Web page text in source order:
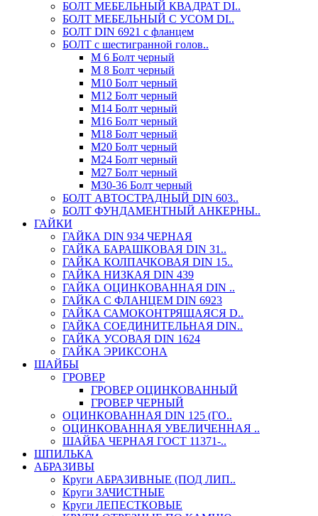
БОЛТ МЕБЕЛЬНЫЙ КВАДРАТ DI..
БОЛТ МЕБЕЛЬНЫЙ С УСОМ DI..
БОЛТ DIN 6921 c фланцем
БОЛТ с шестигранной голов..
М 6 Болт черный
М 8 Болт черный
М10 Болт черный
М12 Болт черный
М14 Болт черный
М16 Болт черный
М18 Болт черный
М20 Болт черный
М24 Болт черный
М27 Болт черный
М30-36 Болт черный
БОЛТ АВТОСТРАДНЫЙ DIN 603..
БОЛТ ФУНДАМЕНТНЫЙ АНКЕРНЫ..
ГАЙКИ
ГАЙКА DIN 934 ЧЕРНАЯ
ГАЙКА БАРАШКОВАЯ DIN 31..
ГАЙКА КОЛПАЧКОВАЯ DIN 15..
ГАЙКА НИЗКАЯ DIN 439
ГАЙКА ОЦИНКОВАННАЯ DIN ..
ГАЙКА С ФЛАНЦЕМ DIN 6923
ГАЙКА САМОКОНТРЯЩАЯСЯ D..
ГАЙКА СОЕДИНИТЕЛЬНАЯ DIN..
ГАЙКА УСОВАЯ DIN 1624
ГАЙКА ЭРИКСОНА
ШАЙБЫ
ГРОВЕР
ГРОВЕР ОЦИНКОВАННЫЙ
ГРОВЕР ЧЕРНЫЙ
ОЦИНКОВАННАЯ DIN 125 (ГО..
ОЦИНКОВАННАЯ УВЕЛИЧЕННАЯ ..
ШАЙБА ЧЕРНАЯ ГОСТ 11371-..
ШПИЛЬКА
АБРАЗИВЫ
Круги АБРАЗИВНЫЕ (ПОД ЛИП..
Круги ЗАЧИСТНЫЕ
Круги ЛЕПЕСТКОВЫЕ